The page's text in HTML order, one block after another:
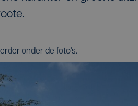
onder de foto's.